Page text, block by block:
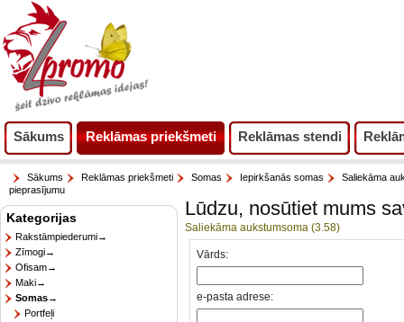
Sākums Reklāmas priekšmeti Reklāmas stendi
Sākums Reklāmas priekšmeti Somas Iepirkšanās somas
Saliekāma
pieprasījumu
Kategorijas
Rakstāmpiederumi→
Zīmogi→
Ofisam→
Maki→
Somas→
Portfeļi
Lūdzu, nosūtiet mums
Saliekāma aukstumsoma (3.58)
Vārds:
e-pasta adrese: